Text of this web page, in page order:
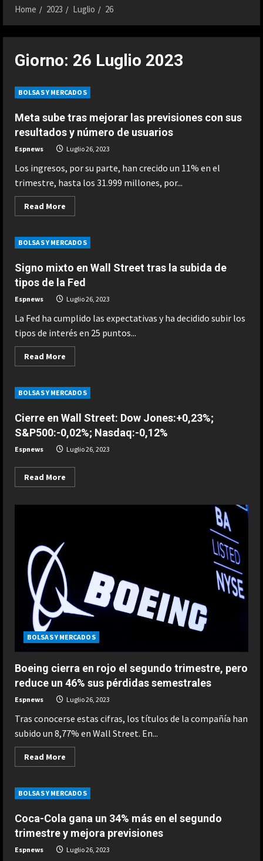
Home 2023 Luglio 26
Giorno: 26 Luglio 2023
BOLSAS Y MERCADOS
Meta sube tras mejorar las previsiones con sus
resultados y número de usuarios
Espnews Luglio 26, 2023
Los ingresos, por su parte, han crecido un 11% en el
trimestre, hasta los 31.999 millones, por...
Read More
more
sube
tras
las
previsiones
con
sus
resultados
y
número
de
usuarios
BOLSAS Y MERCADOS
Signo mixto en Wall Street tras la subida de
tipos de la Fed
Espnews Luglio 26, 2023
La Fed ha cumplido las expectativas y ha decidido subir los
tipos de interés en 25 puntos...
Read More
more
mixto
en
Street
tras
la
subida
de
tipos
la
BOLSAS Y MERCADOS
Cierre en Wall Street: Dow Jones:+0,23%;
S&P500:-0,02%; Nasdaq:-0,12%
Espnews Luglio 26, 2023
Read More
more
BOLSAS Y MERCADOS
Boeing cierra en rojo el segundo trimestre, pero
reduce un 46% sus pérdidas semestrales
Espnews Luglio 26, 2023
Tras conocerse estas cifras, los títulos de la compañía han
subido un 8,77% en Wall Street. En...
Read More
more
cierra
en
el
segundo
trimestre,
pero
reduce
un
BOLSAS Y MERCADOS
Coca-Cola gana un 34% más en el segundo
trimestre y mejora previsiones
Espnews Luglio 26, 2023